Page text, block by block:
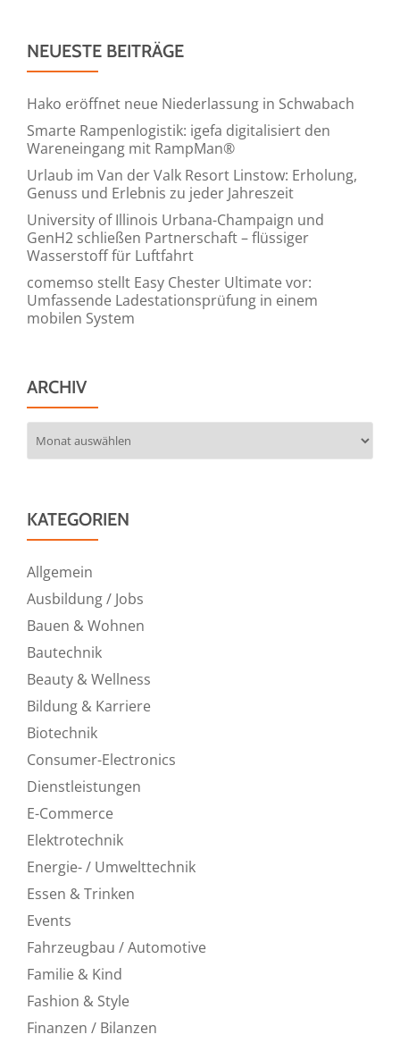
NEUESTE BEITRÄGE
Hako eröffnet neue Niederlassung in Schwabach
Smarte Rampenlogistik: igefa digitalisiert den
Wareneingang mit RampMan®
Urlaub im Van der Valk Resort Linstow: Erholung,
Genuss und Erlebnis zu jeder Jahreszeit
University of Illinois Urbana-Champaign und
GenH2 schließen Partnerschaft – flüssiger
Wasserstoff für Luftfahrt
comemso stellt Easy Chester Ultimate vor:
Umfassende Ladestationsprüfung in einem
mobilen System
ARCHIV
KATEGORIEN
Allgemein
Ausbildung / Jobs
Bauen & Wohnen
Bautechnik
Beauty & Wellness
Bildung & Karriere
Biotechnik
Consumer-Electronics
Dienstleistungen
E-Commerce
Elektrotechnik
Energie- / Umwelttechnik
Essen & Trinken
Events
Fahrzeugbau / Automotive
Familie & Kind
Fashion & Style
Finanzen / Bilanzen